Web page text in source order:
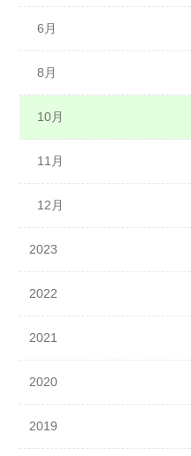
8月
9月
10月
11月
12月
6月
8月
10月
11月
12月
2023
1月
4月
5月
6月
2022
1月
2月
3月
2021
1月
2月
2020
1月
2019